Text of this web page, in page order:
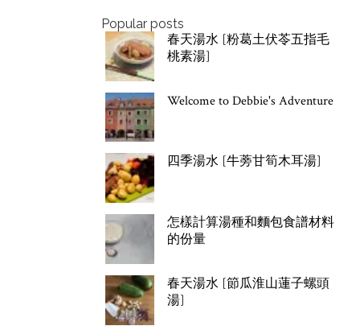
Popular posts
春天湯水 [粉葛土伏苓五指毛
桃素湯]
Welcome to Debbie's Adventure
四季湯水 [牛蒡甘筍木耳湯]
怎樣計算湯種和麵包食譜材料
的份量
春天湯水 [節瓜淮山蓮子螺頭
湯]